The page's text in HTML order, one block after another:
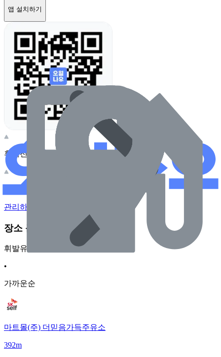
앱 설치하기
휴대전화 카메라로 찍어보세요
관리하기
장소 근처 주유소
휘발유
•
가까운순
마트몰(주) 더믿음가득주유소
392m